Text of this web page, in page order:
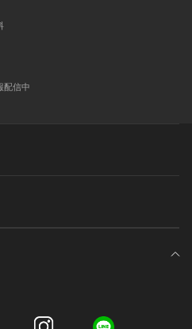
おりますので、展開サイズをご
を使用して下さい。 色物（特
り、毛羽立ちが発生したりしま
う為、実際にお届けする商品と
より色味が異なる場合がござい
配信中